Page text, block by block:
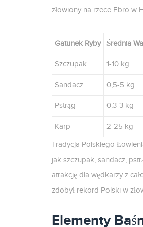
złowiony na rzece Ebro w
Gatunek Ryby Średnia
Szczupak 1-10 kg
Sandacz 0,5-5 kg
Pstrąg 0,3-3 kg
Karp 2-25 kg
Tradycja Polskiego
jak szczupak, sandacz,
atrakcję dla wędkarzy z
zdobył rekord Polski w
Elementy